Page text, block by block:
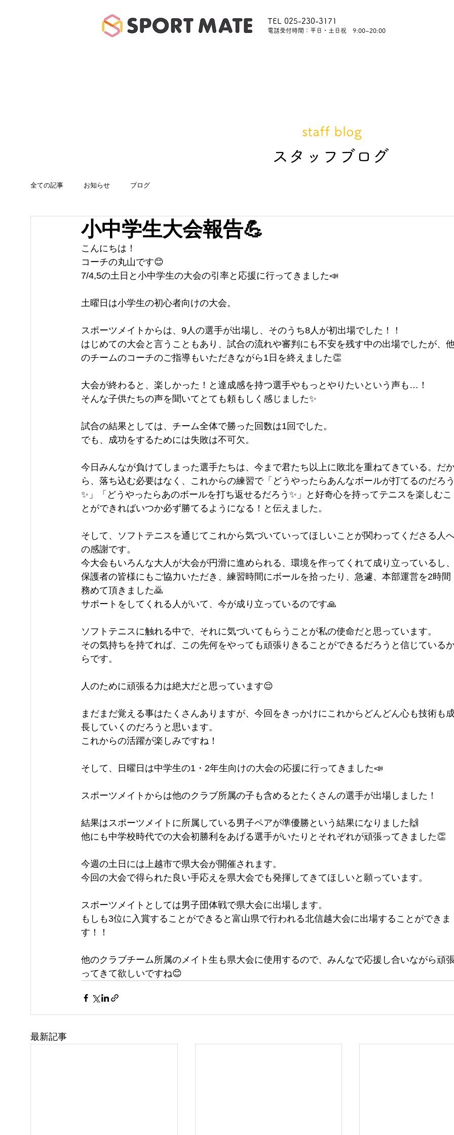
TEL 025-230-3171
​電話受付時間：平日・土日祝 9:00~20:00
全ての記事 お知らせ ブログ
小中学生大会報告💪
こんにちは！
コーチの丸山です😊
7/4,5の土日と小中学生の大会の引率と応援に行ってきました📣
土曜日は小学生の初心者向けの大会。
スポーツメイトからは、9人の選手が出場し、そのうち8人が初出場でした！！
はじめての大会と言うこともあり、試合の流れや審判にも不安を残す中の出場でしたが、
のチームのコーチのご指導もいただきながら1日を終えました👏
大会が終わると、楽しかった！と達成感を持つ選手やもっとやりたいという声も…！
そんな子供たちの声を聞いてとても頼もしく感じました✨
試合の結果としては、チーム全体で勝った回数は1回でした。
でも、成功をするためには失敗は不可欠。
今日みんなが負けてしまった選手たちは、今まで君たち以上に敗北を重ねてきている。だ
ら、落ち込む必要はなく、これからの練習で「どうやったらあんなボールが打てるのだろ
✨」「どうやったらあのボールを打ち返せるだろう✨」と好奇心を持ってテニスを楽しむこ
とができればいつか必ず勝てるようになる！と伝えました。
そして、ソフトテニスを通じてこれから気づいていってほしいことが関わってくださる人
の感謝です。
今大会もいろんな大人が大会が円滑に進められる、環境を作ってくれて成り立っているし
保護者の皆様にもご協力いただき、練習時間にボールを拾ったり、急遽、本部運営を2時間
務めて頂きました🙇
サポートをしてくれる人がいて、今が成り立っているのです🙏
ソフトテニスに触れる中で、それに気づいてもらうことが私の使命だと思っています。
その気持ちを持てれば、この先何をやっても頑張りきることができるだろうと信じている
らです。
人のために頑張る力は絶大だと思っています😌
まだまだ覚える事はたくさんありますが、今回をきっかけにこれからどんどん心も技術も
長していくのだろうと思います。
これからの活躍が楽しみですね！
そして、日曜日は中学生の1・2年生向けの大会の応援に行ってきました📣
スポーツメイトからは他のクラブ所属の子も含めるとたくさんの選手が出場しました！
結果はスポーツメイトに所属している男子ペアが準優勝という結果になりました🙌
他にも中学校時代での大会初勝利をあげる選手がいたりとそれぞれが頑張ってきました👏
今週の土日には上越市で県大会が開催されます。
今回の大会で得られた良い手応えを県大会でも発揮してきてほしいと願っています。
スポーツメイトとしては男子団体戦で県大会に出場します。
もしも3位に入賞することができると富山県で行われる北信越大会に出場することができま
す！！
他のクラブチーム所属のメイト生も県大会に使用するので、みんなで応援し合いながら頑
ってきて欲しいですね😊
最新記事
​スタッフブログ
staff blog